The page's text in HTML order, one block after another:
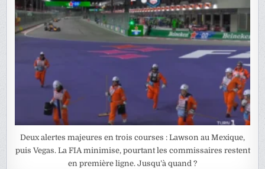
Deux alertes majeures en trois courses : Lawson au Mexique,
puis Vegas. La FIA minimise, pourtant les commissaires restent
en première ligne. Jusqu’à quand ?